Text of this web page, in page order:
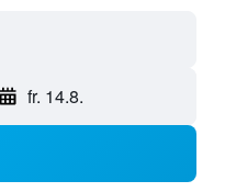
fr. 14.8.